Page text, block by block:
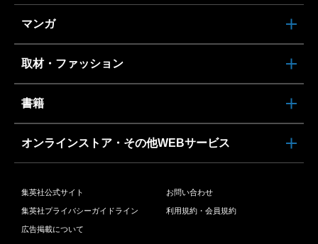
マンガ
取材・ファッション
書籍
オンラインストア・その他WEBサービス
集英社公式サイト お問い合わせ
集英社プライバシーガイドライン 利用規約・会員規約
広告掲載について